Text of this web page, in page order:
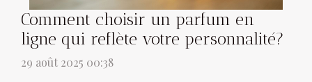
Comment choisir un parfum en
ligne qui reflète votre personnalité?
29 août 2025 00:38